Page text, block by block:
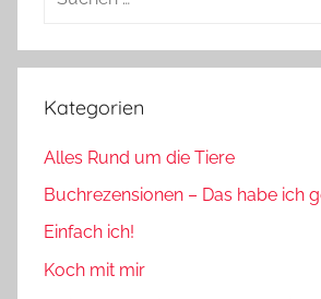
Kategorien
Alles Rund um die Tiere
Buchrezensionen – Das habe ich
Einfach ich!
Koch mit mir